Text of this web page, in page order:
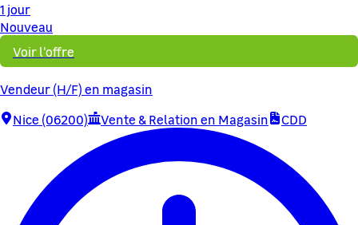
1 jour
Nouveau
Voir l'offre
Vendeur (H/F) en magasin
Nice (06200)
Vente & Relation en Magasin CDD